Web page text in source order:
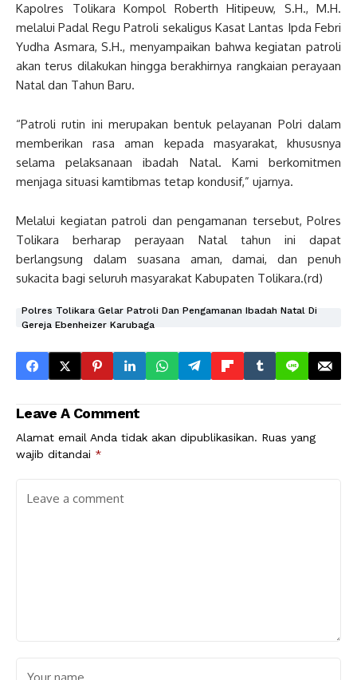
Kapolres Tolikara Kompol Roberth Hitipeuw, S.H., M.H.
melalui Padal Regu Patroli sekaligus Kasat Lantas Ipda Febri
Yudha Asmara, S.H., menyampaikan bahwa kegiatan patroli
akan terus dilakukan hingga berakhirnya rangkaian perayaan
Natal dan Tahun Baru.
“Patroli rutin ini merupakan bentuk pelayanan Polri dalam
memberikan rasa aman kepada masyarakat, khususnya
selama pelaksanaan ibadah Natal. Kami berkomitmen
menjaga situasi kamtibmas tetap kondusif,” ujarnya.
Melalui kegiatan patroli dan pengamanan tersebut, Polres
Tolikara berharap perayaan Natal tahun ini dapat
berlangsung dalam suasana aman, damai, dan penuh
sukacita bagi seluruh masyarakat Kabupaten Tolikara.(rd)
Polres Tolikara Gelar Patroli Dan Pengamanan Ibadah Natal Di
Gereja Ebenheizer Karubaga
Leave A Comment
Alamat email Anda tidak akan dipublikasikan. Ruas yang
wajib ditandai *